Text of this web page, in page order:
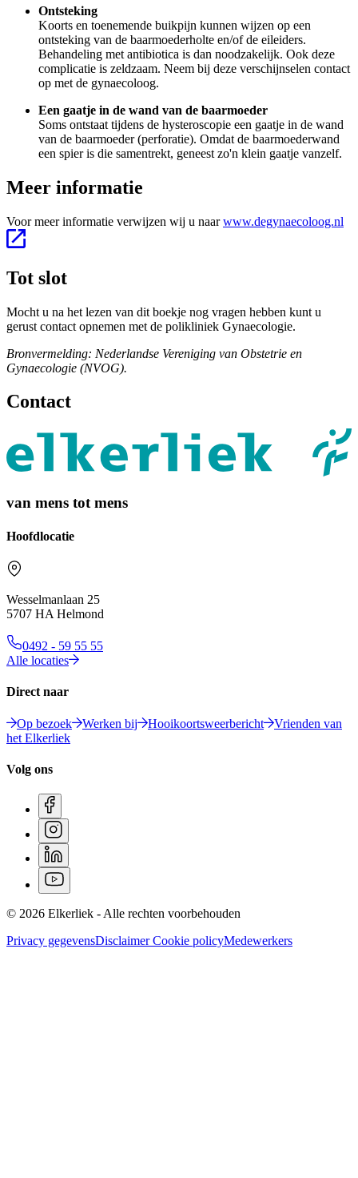
Ontsteking
Koorts en toenemende buikpijn kunnen wijzen op een
ontsteking van de baarmoederholte en/of de eileiders.
Behandeling met antibiotica is dan noodzakelijk. Ook deze
complicatie is zeldzaam. Neem bij deze verschijnselen contact
op met de gynaecoloog.
Een gaatje in de wand van de baarmoeder
Soms ontstaat tijdens de hysteroscopie een gaatje in de wand
van de baarmoeder (perforatie). Omdat de baarmoederwand
een spier is die samentrekt, geneest zo'n klein gaatje vanzelf.
Meer informatie
Voor meer informatie verwijzen wij u naarwww.degynaecoloog.nl
Tot slot
Mocht u na het lezen van dit boekje nog vragen hebben kunt u
gerust contact opnemen met de polikliniek Gynaecologie.
Bronvermelding: Nederlandse Vereniging van Obstetrie en
Gynaecologie (NVOG).
Contact
van mens tot mens
Hoofdlocatie
Wesselmanlaan 25
5707 HA Helmond
0492 - 59 55 55
Alle locaties
Direct naar
Op bezoek Werken bij Hooikoortsweerbericht
Vrienden van
het Elkerliek
Volg ons
© 2026 Elkerliek - Alle rechten voorbehouden
Privacy gegevensDisclaimerCookie policyMedewerkers